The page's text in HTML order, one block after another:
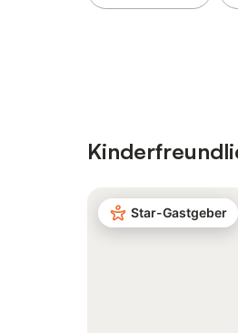
Star-Gastgeber